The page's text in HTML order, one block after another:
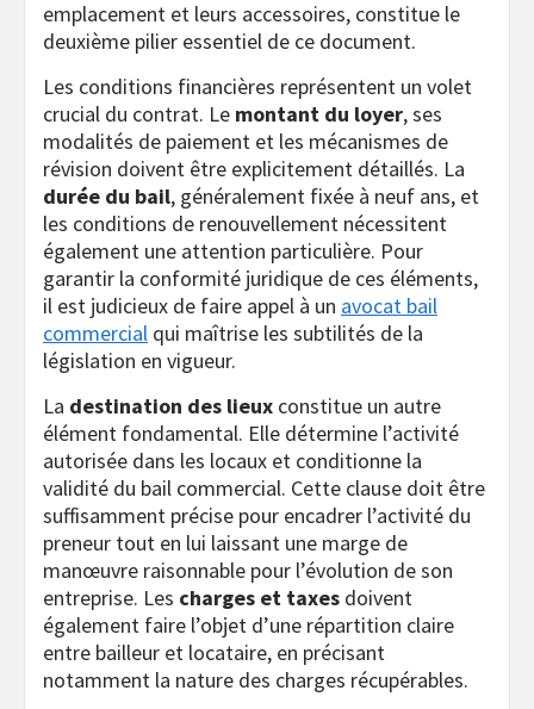
emplacement et leurs accessoires, constitue le
deuxième pilier essentiel de ce document.
Les conditions financières représentent un volet
crucial du contrat. Le montant du loyer, ses
modalités de paiement et les mécanismes de
révision doivent être explicitement détaillés. La
durée du bail, généralement fixée à neuf ans, et
les conditions de renouvellement nécessitent
également une attention particulière. Pour
garantir la conformité juridique de ces éléments,
il est judicieux de faire appel à un avocat bail
commercial qui maîtrise les subtilités de la
législation en vigueur.
La destination des lieux constitue un autre
élément fondamental. Elle détermine l’activité
autorisée dans les locaux et conditionne la
validité du bail commercial. Cette clause doit être
suffisamment précise pour encadrer l’activité du
preneur tout en lui laissant une marge de
manœuvre raisonnable pour l’évolution de son
entreprise. Les charges et taxes doivent
également faire l’objet d’une répartition claire
entre bailleur et locataire, en précisant
notamment la nature des charges récupérables.